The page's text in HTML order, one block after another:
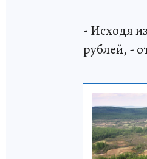
- Исходя
рублей, -